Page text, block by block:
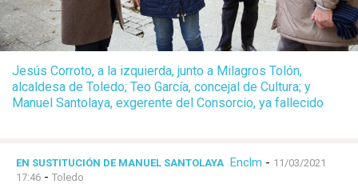
Jesús Corroto, a la izquierda, junto a Milagros Tolón,
alcaldesa de Toledo; Teo García, concejal de Cultura; y
Manuel Santolaya, exgerente del Consorcio, ya fallecido
EN SUSTITUCIÓN DE MANUEL SANTOLAYA Enclm - 11/03/2021
17:46 - Toledo